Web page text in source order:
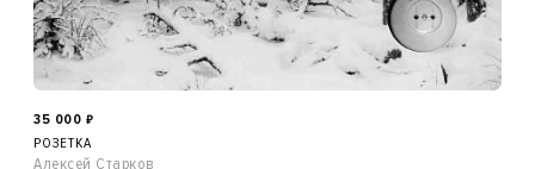
35 000 ₽
РОЗЕТКА
Алексей Старков